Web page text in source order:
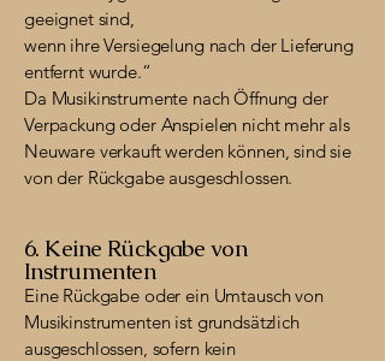
geeignet sind,
wenn ihre Versiegelung nach der Lieferung
entfernt wurde.“
Da Musikinstrumente nach Öffnung der
Verpackung oder Anspielen nicht mehr als
Neuware verkauft werden können, sind sie
von der Rückgabe ausgeschlossen.
6. Keine Rückgabe von
Instrumenten
Eine Rückgabe oder ein Umtausch von
Musikinstrumenten ist grundsätzlich
ausgeschlossen, sofern kein